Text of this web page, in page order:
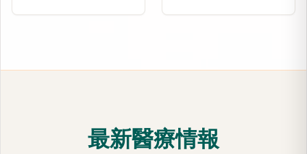
最新醫療情報